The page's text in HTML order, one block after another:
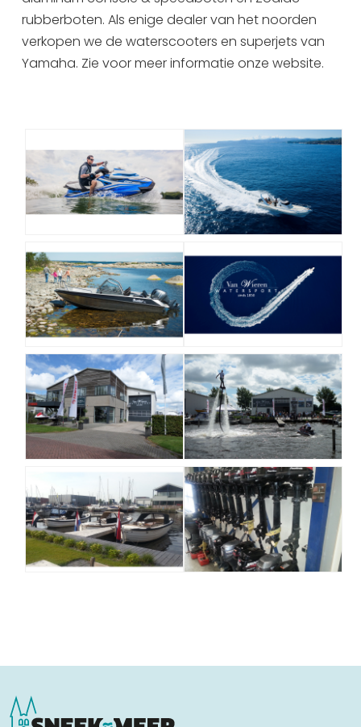
Citygame Escapegame Sneek
Webcams
Bootverhuur
rubberboten. Als enige dealer van het noorden
verkopen we de waterscooters en superjets van
Yamaha. Zie voor meer informatie onze website.